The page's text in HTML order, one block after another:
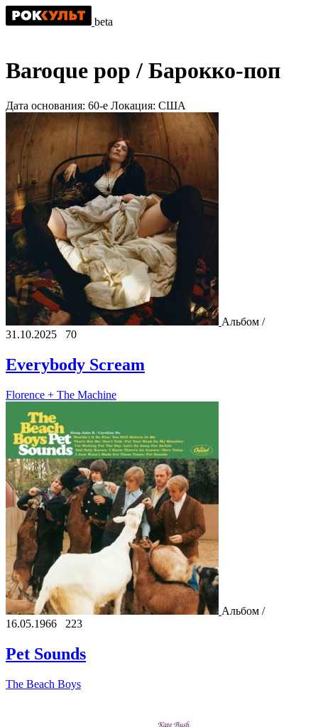
beta
Baroque pop / Барокко-поп
Дата основания: 60-е Локация: США
Альбом /
31.10.2025
70
Everybody Scream
Florence + The Machine
Альбом /
16.05.1966
223
Pet Sounds
The Beach Boys